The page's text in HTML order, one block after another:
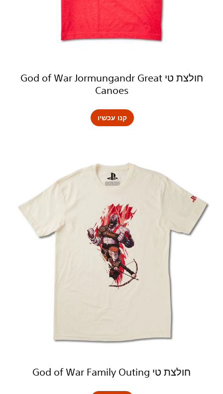
חולצת טי God of War Jormungandr Great
Canoes
קנו עכשיו
חולצת טי God of War Family Outing